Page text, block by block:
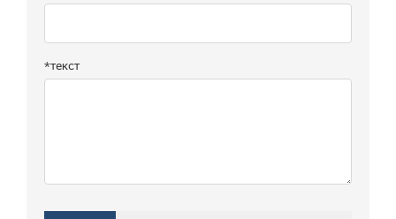
*текст